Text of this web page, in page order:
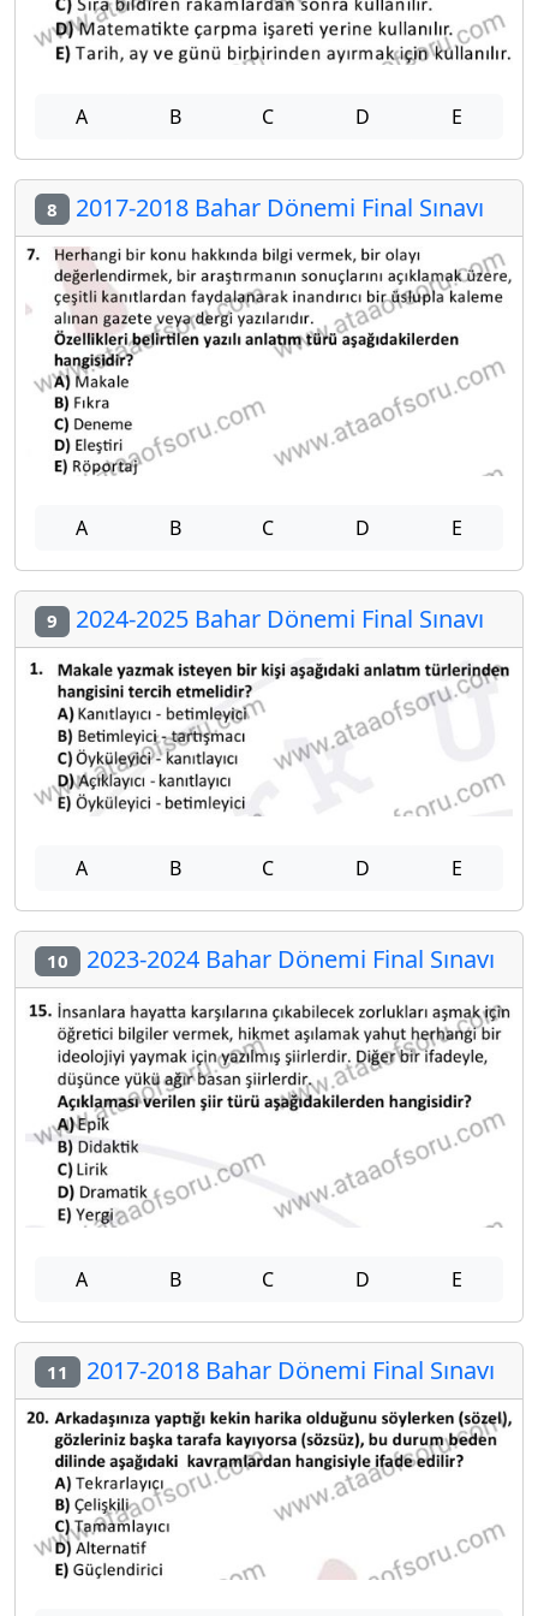
A B C D E
8 2017-2018 Bahar Dönemi Final Sınavı
A B C D E
9 2024-2025 Bahar Dönemi Final Sınavı
A B C D E
10 2023-2024 Bahar Dönemi Final Sınavı
A B C D E
11 2017-2018 Bahar Dönemi Final Sınavı